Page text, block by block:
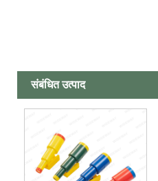
संबंधित उत्पाद